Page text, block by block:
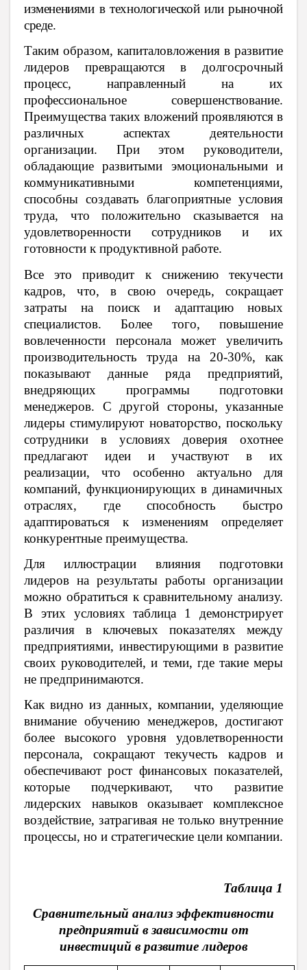
изменениями в технологической или рыночной
среде.
Таким образом, капиталовложения в развитие
лидеров превращаются в долгосрочный
процесс, направленный на их
профессиональное совершенствование.
Преимущества таких вложений проявляются в
различных аспектах деятельности
организации. При этом руководители,
обладающие развитыми эмоциональными и
коммуникативными компетенциями,
способны создавать благоприятные условия
труда, что положительно сказывается на
удовлетворенности сотрудников и их
готовности к продуктивной работе.
Все это приводит к снижению текучести
кадров, что, в свою очередь, сокращает
затраты на поиск и адаптацию новых
специалистов. Более того, повышение
вовлеченности персонала может увеличить
производительность труда на 20-30%, как
показывают данные ряда предприятий,
внедряющих программы подготовки
менеджеров. С другой стороны, указанные
лидеры стимулируют новаторство, поскольку
сотрудники в условиях доверия охотнее
предлагают идеи и участвуют в их
реализации, что особенно актуально для
компаний, функционирующих в динамичных
отраслях, где способность быстро
адаптироваться к изменениям определяет
конкурентные преимущества.
Для иллюстрации влияния подготовки
лидеров на результаты работы организации
можно обратиться к сравнительному анализу.
В этих условиях таблица 1 демонстрирует
различия в ключевых показателях между
предприятиями, инвестирующими в развитие
своих руководителей, и теми, где такие меры
не предпринимаются.
Как видно из данных, компании, уделяющие
внимание обучению менеджеров, достигают
более высокого уровня удовлетворенности
персонала, сокращают текучесть кадров и
обеспечивают рост финансовых показателей,
которые подчеркивают, что развитие
лидерских навыков оказывает комплексное
воздействие, затрагивая не только внутренние
процессы, но и стратегические цели компании.
Таблица 1
Сравнительный анализ эффективности
предприятий в зависимости от
инвестиций в развитие лидеров